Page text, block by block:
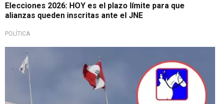
Elecciones 2026: HOY es el plazo límite para que
alianzas queden inscritas ante el JNE
POLÍTICA
Inscripción de alianzas